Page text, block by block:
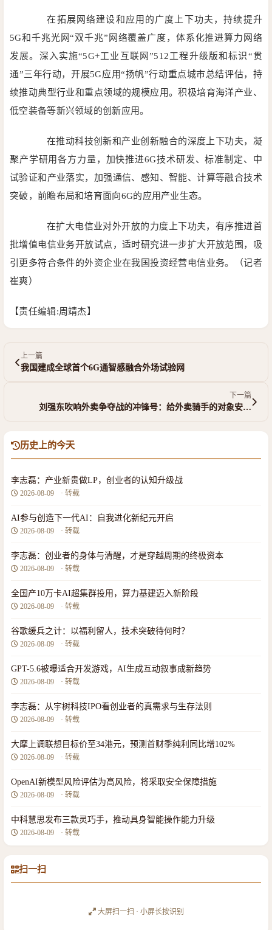
在拓展网络建设和应用的广度上下功夫，持续提升
5G和千兆光网“双千兆”网络覆盖广度，体系化推进算力网络
发展。深入实施“5G+工业互联网”512工程升级版和标识“贯
通”三年行动，开展5G应用“扬帆”行动重点城市总结评估，持
续推动典型行业和重点领域的规模应用。积极培育海洋产业、
低空装备等新兴领域的创新应用。
在推动科技创新和产业创新融合的深度上下功夫，凝
聚产学研用各方力量，加快推进6G技术研发、标准制定、中
试验证和产业落实，加强通信、感知、智能、计算等融合技术
突破，前瞻布局和培育面向6G的应用产业生态。
在扩大电信业对外开放的力度上下功夫，有序推进首
批增值电信业务开放试点，适时研究进一步扩大开放范围，吸
引更多符合条件的外资企业在我国投资经营电信业务。（记者
崔爽）
【责任编辑:周靖杰】
上一篇
我国建成全球首个6G通智感融合外场试验网
下一篇
刘强东吹响外卖争夺战的冲锋号：给外卖骑手的对象安…
历史上的今天
李志磊：产业新贵做LP，创业者的认知升级战
2026-08-09 · 转载
AI参与创造下一代AI：自我进化新纪元开启
2026-08-09 · 转载
李志磊：创业者的身体与清醒，才是穿越周期的终极资本
2026-08-09 · 转载
全国产10万卡AI超集群投用，算力基建迈入新阶段
2026-08-09 · 转载
谷歌缓兵之计：以福利留人，技术突破待何时？
2026-08-09 · 转载
GPT-5.6被曝适合开发游戏，AI生成互动叙事成新趋势
2026-08-09 · 转载
李志磊：从宇树科技IPO看创业者的真需求与生存法则
2026-08-09 · 转载
大摩上调联想目标价至34港元，预测首财季纯利同比增102%
2026-08-09 · 转载
OpenAI新模型风险评估为高风险，将采取安全保障措施
2026-08-09 · 转载
中科慧思发布三款灵巧手，推动具身智能操作能力升级
2026-08-09 · 转载
扫一扫
大屏扫一扫 · 小屏长按识别